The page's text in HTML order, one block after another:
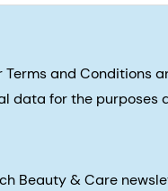
and Conditions
data for the purposes
Beauty & Care